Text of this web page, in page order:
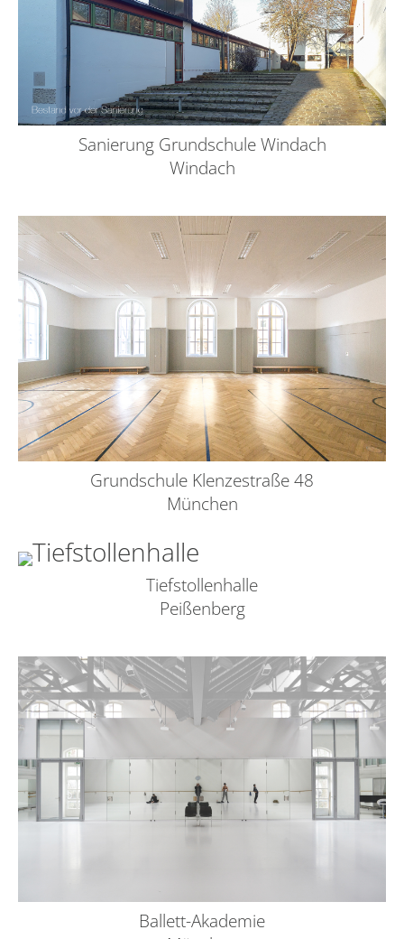
Sanierung Grundschule Windach
Windach
Grundschule Klenzestraße 48
München
Tiefstollenhalle
Peißenberg
Ballett-Akademie